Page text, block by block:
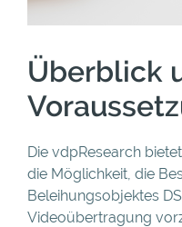
Überblick
Die vdpResearch
die Möglichkeit, die
Beleihungsobjektes
Videoübertragung